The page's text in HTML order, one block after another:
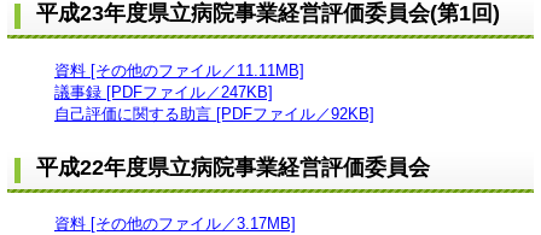
平成23年度県立病院事業経営評価委員会(第1回)
資料 [その他のファイル／11.11MB]
議事録 [PDFファイル／247KB]
自己評価に関する助言 [PDFファイル／92KB]
平成22年度県立病院事業経営評価委員会
資料 [その他のファイル／3.17MB]